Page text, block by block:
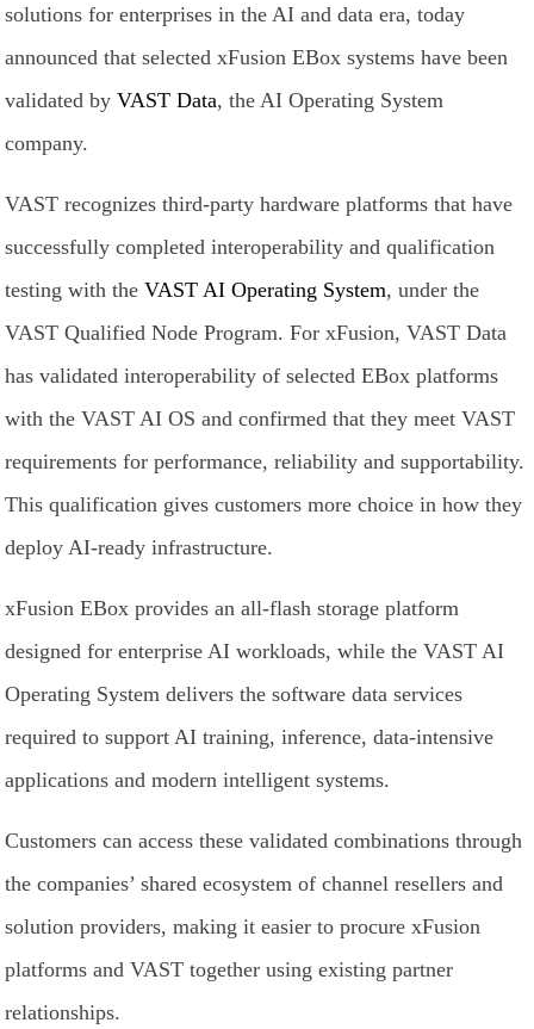
solutions for enterprises in the AI and data era, today
announced that selected xFusion EBox systems have been
validated byVAST Data, the AI Operating System
company.
VAST recognizes third-party hardware platforms that have
successfully completed interoperability and qualification
testing with theVAST AI Operating System, under the
VAST Qualified Node Program. For xFusion, VAST Data
has validated interoperability of selected EBox platforms
with the VAST AI OS and confirmed that they meet VAST
requirements for performance, reliability and supportability.
This qualification gives customers more choice in how they
deploy AI-ready infrastructure.
xFusion EBox provides an all-flash storage platform
designed for enterprise AI workloads, while the VAST AI
Operating System delivers the software data services
required to support AI training, inference, data-intensive
applications and modern intelligent systems.
Customers can access these validated combinations through
the companies’ shared ecosystem of channel resellers and
solution providers, making it easier to procure xFusion
platforms and VAST together using existing partner
relationships.